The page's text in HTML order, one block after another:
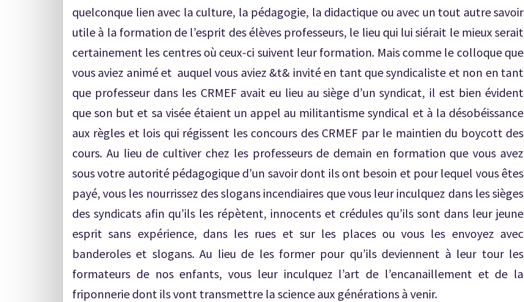
quelconque lien avec la culture, la pédagogie, la didactique ou avec un tout autre savoir
utile à la formation de l’esprit des élèves professeurs, le lieu qui lui siérait le mieux serait
certainement les centres où ceux-ci suivent leur formation. Mais comme le colloque que
vous aviez animé et auquel vous aviez &t& invité en tant que syndicaliste et non en tant
que professeur dans les CRMEF avait eu lieu au siège d’un syndicat, il est bien évident
que son but et sa visée étaient un appel au militantisme syndical et à la désobéissance
aux règles et lois qui régissent les concours des CRMEF par le maintien du boycott des
cours. Au lieu de cultiver chez les professeurs de demain en formation que vous avez
sous votre autorité pédagogique d’un savoir dont ils ont besoin et pour lequel vous êtes
payé, vous les nourrissez des slogans incendiaires que vous leur inculquez dans les sièges
des syndicats afin qu’ils les répètent, innocents et crédules qu’ils sont dans leur jeune
esprit sans expérience, dans les rues et sur les places ou vous les envoyez avec
banderoles et slogans. Au lieu de les former pour qu’ils deviennent à leur tour les
formateurs de nos enfants, vous leur inculquez l’art de l’encanaillement et de la
friponnerie dont ils vont transmettre la science aux générations à venir.